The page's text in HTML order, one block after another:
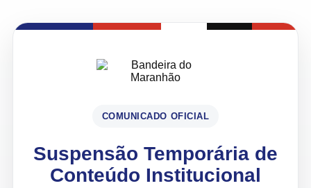
COMUNICADO OFICIAL
Suspensão Temporária de
Conteúdo Institucional